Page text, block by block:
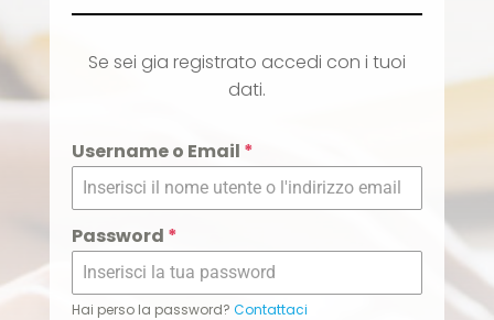
Se sei gia registrato accedi con i tuoi
dati.
Username o Email *
Password *
Hai perso la password? Contattaci